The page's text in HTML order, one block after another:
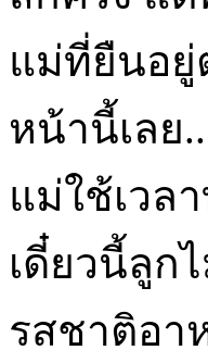
แม่ที่ยืนอยู่
หน้านี้เลย
แม่ใช้เวล
เดี๋ยวนี้ลูก
รสชาติอา